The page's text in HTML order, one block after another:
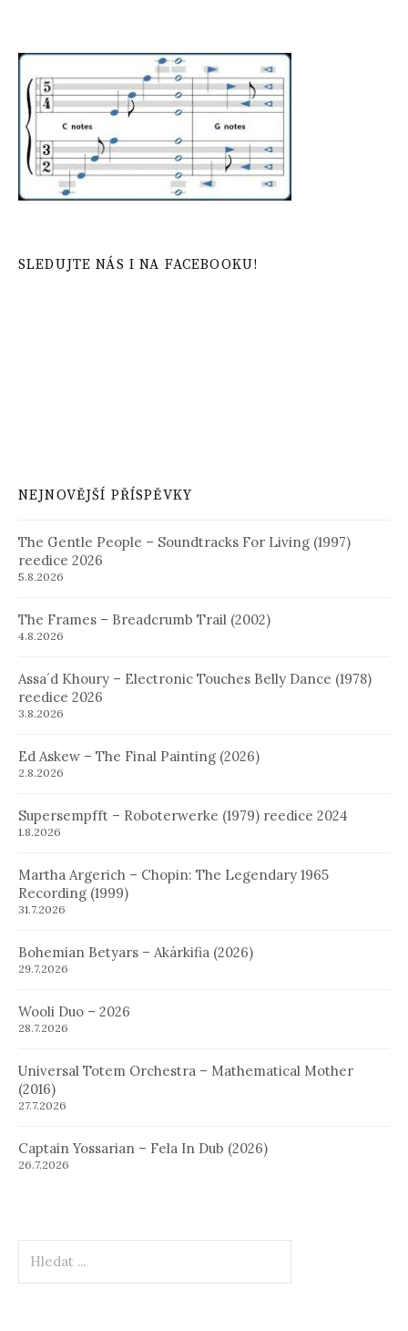
SLEDUJTE NÁS I NA FACEBOOKU!
NEJNOVĚJŠÍ PŘÍSPĚVKY
The Gentle People – Soundtracks For Living (1997)
reedice 2026
5.8.2026
The Frames – Breadcrumb Trail (2002)
4.8.2026
Assa´d Khoury – Electronic Touches Belly Dance (1978)
reedice 2026
3.8.2026
Ed Askew – The Final Painting (2026)
2.8.2026
Supersempfft – Roboterwerke (1979) reedice 2024
1.8.2026
Martha Argerich – Chopin: The Legendary 1965
Recording (1999)
31.7.2026
Bohemian Betyars – Akárkifia (2026)
29.7.2026
Wooli Duo – 2026
28.7.2026
Universal Totem Orchestra – Mathematical Mother
(2016)
27.7.2026
Captain Yossarian – Fela In Dub (2026)
26.7.2026